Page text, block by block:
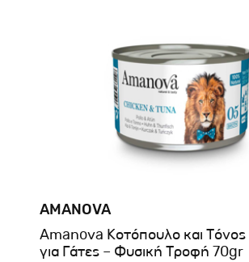
AMANOVA
Amanova Κοτόπουλο και
για Γάτες – Φυσική Τροφή 70gr